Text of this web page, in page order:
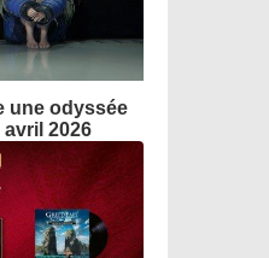
une odyssée
2026